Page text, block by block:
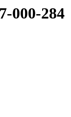
000-284